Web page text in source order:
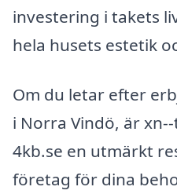
investering i takets
hela husets estetik
Om du letar efter
i Norra Vindö, är
4kb.se en utmärkt
företag för dina